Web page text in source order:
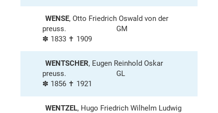
WENSE, Otto Friedrich Oswald von der
preuss.
GM
✽ 1833 ✝ 1909
WENTSCHER, Eugen Reinhold Oskar
preuss.
GL
✽ 1856 ✝ 1921
WENTZEL, Hugo Friedrich Wilhelm Ludwig